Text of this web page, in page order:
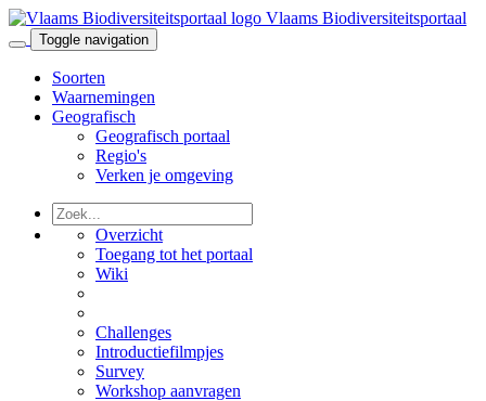
Vlaams Biodiversiteitsportaal
Toggle navigation
Soorten
Waarnemingen
Geografisch
Geografisch portaal
Regio's
Verken je omgeving
Overzicht
Toegang tot het portaal
Wiki
Challenges
Introductiefilmpjes
Survey
Workshop aanvragen